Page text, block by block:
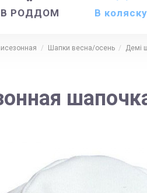
В РОДДОМ В коляску
Шапки весна/осень Демі